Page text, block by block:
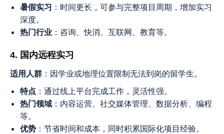
暑假实习 ：时间更长，可参与完整项目周期，增加实习
深度。
热门行业 ：咨询、快消、互联网、教育等。
4. 国内远程实习
适用人群 ：因学业或地理位置限制无法到岗的留学生。
特点 ：通过线上平台完成工作，灵活性强。
热门领域 ：内容运营、社交媒体管理、数据分析、编程
等。
优势 ：节省时间和成本，同时积累国际化项目经验。